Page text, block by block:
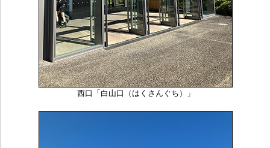
西口「白山口（はくさんぐち）」